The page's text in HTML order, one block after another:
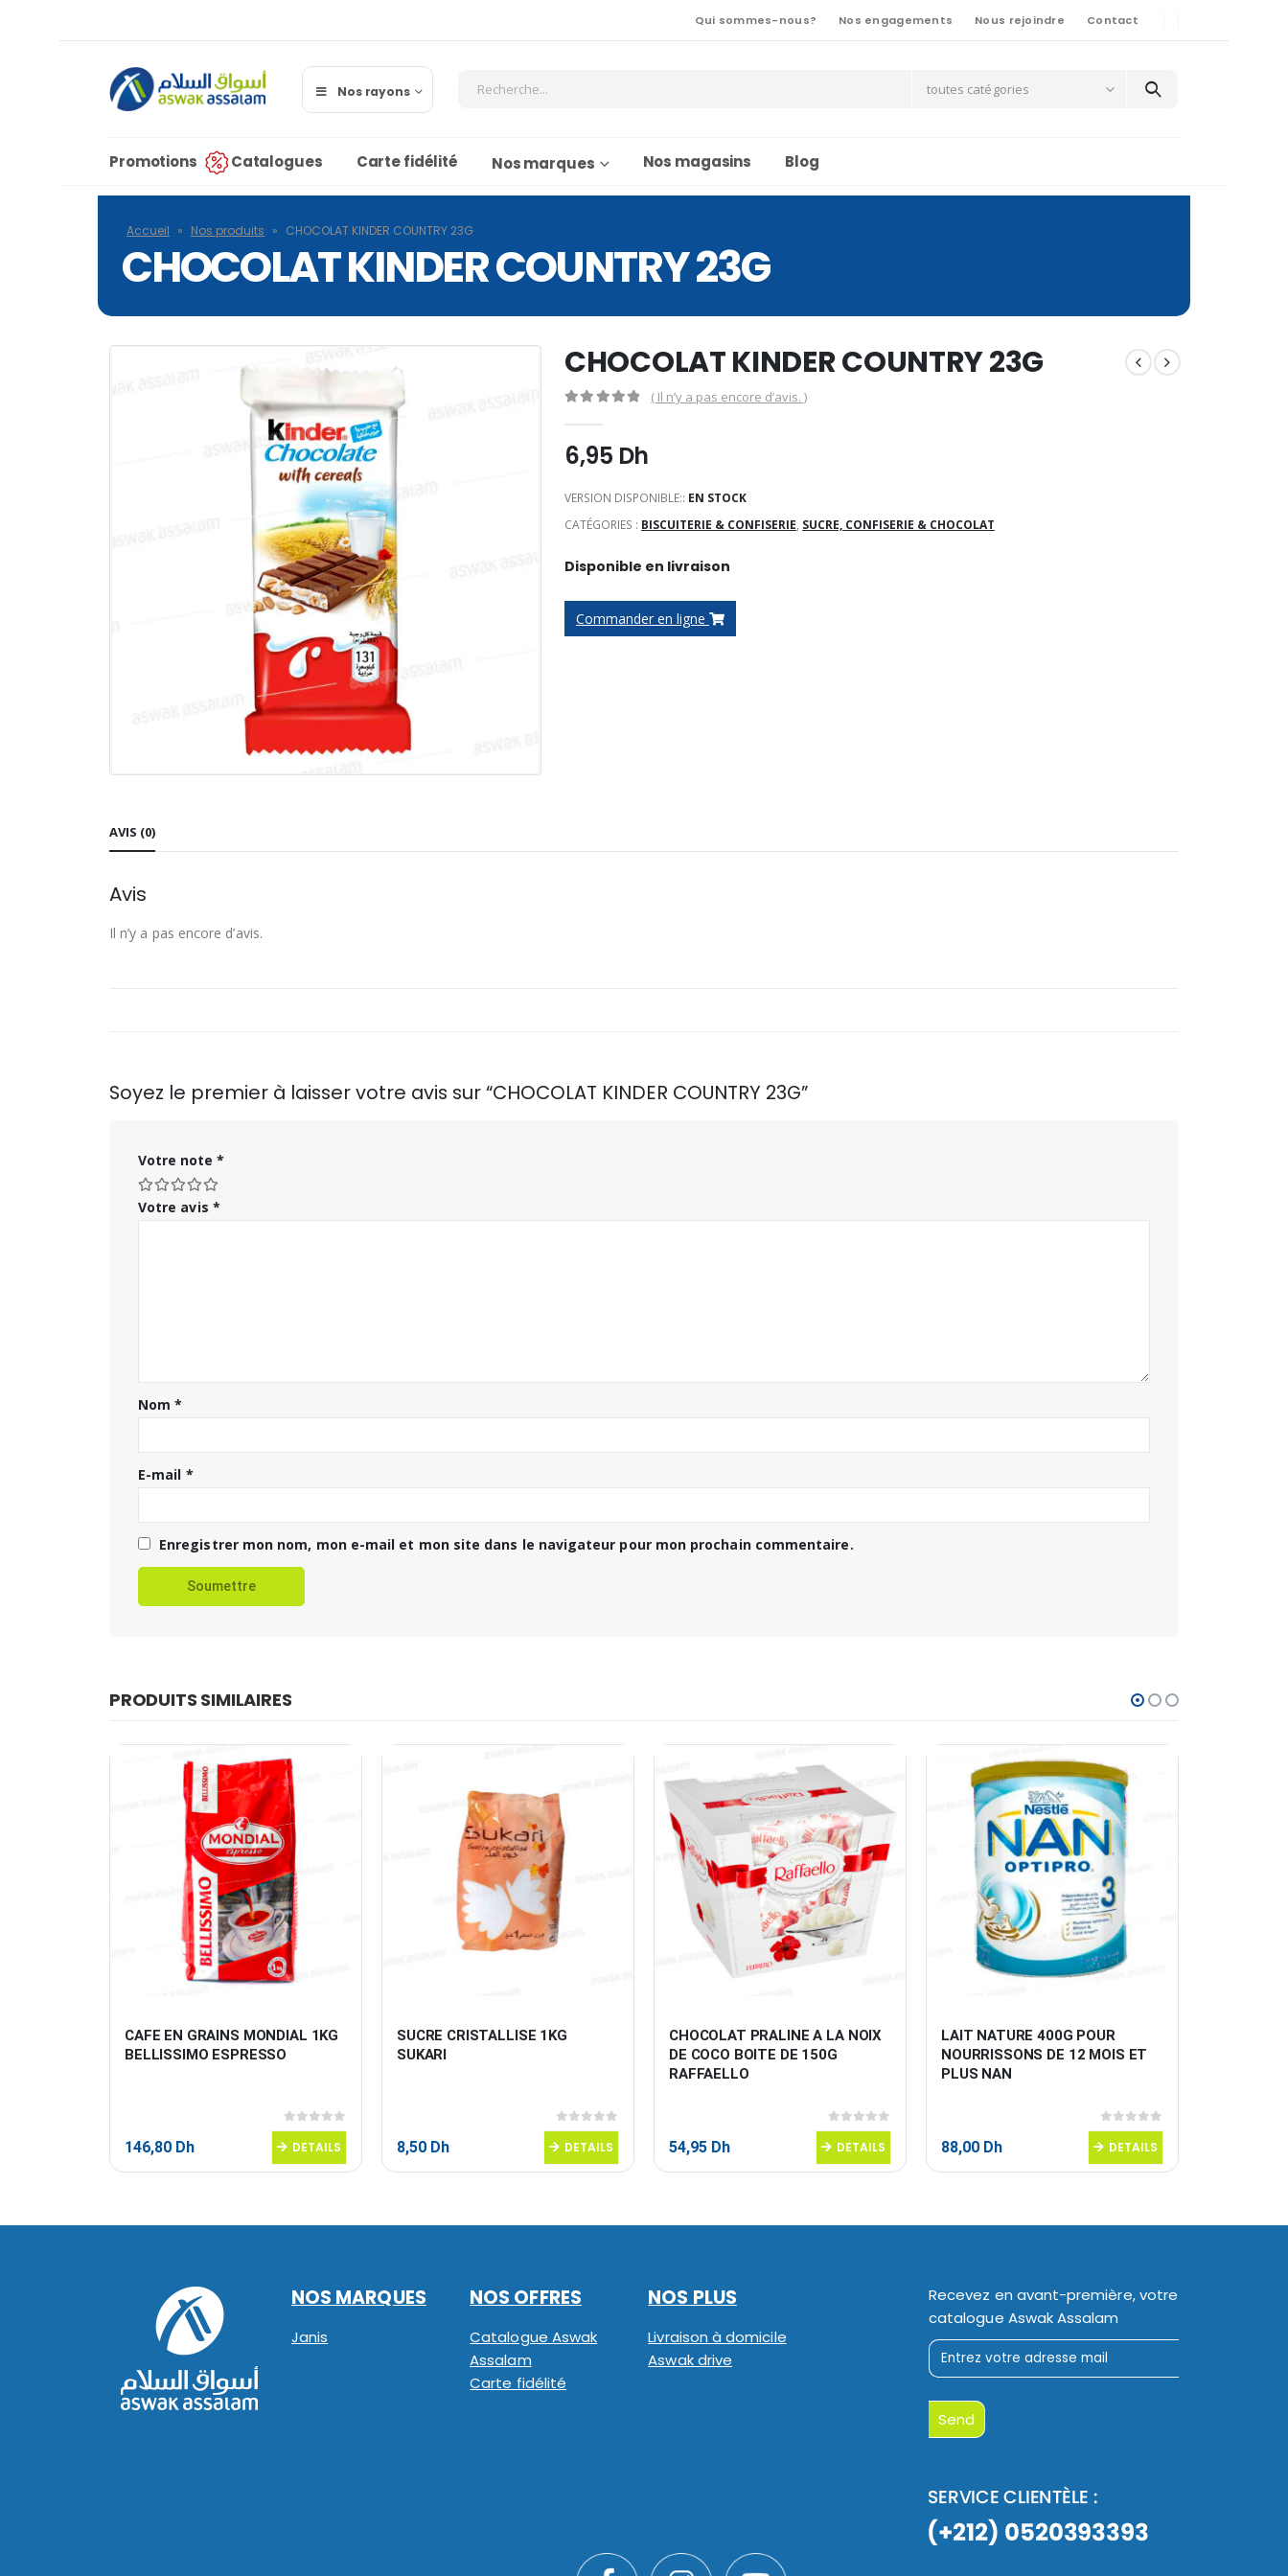
Qui sommes-nous? Nos engagements Nous rejoindre Contact
Nos rayons toutes catégories
Promotions Catalogues Carte fidélité Nos marques Nos magasins Blog
Accueil » Nos produits » CHOCOLAT KINDER COUNTRY 23G
CHOCOLAT KINDER COUNTRY 23G
CHOCOLAT KINDER COUNTRY 23G
( Il n’y a pas encore d’avis. )
6,95 Dh
VERSION DISPONIBLE:: EN STOCK
CATÉGORIES : BISCUITERIE & CONFISERIE, SUCRE, CONFISERIE & CHOCOLAT
Disponible en livraison
Commander en ligne
AVIS (0)
Avis
Il n’y a pas encore d’avis.
Soyez le premier à laisser votre avis sur “CHOCOLAT KINDER COUNTRY 23G”
Votre note *
Votre avis *
Nom*
E-mail *
Enregistrer mon nom, mon e-mail et mon site dans le navigateur pour mon prochain commentaire.
PRODUITS SIMILAIRES
CAFE EN GRAINS MONDIAL 1KG
BELLISSIMO ESPRESSO
0sur 5
146,80 Dh DETAILS
SUCRE CRISTALLISE 1KG
SUKARI
0sur 5
8,50 Dh DETAILS
CHOCOLAT PRALINE A LA NOIX
DE COCO BOITE DE 150G
RAFFAELLO
0sur 5
54,95 Dh DETAILS
LAIT NATURE 400G POUR
NOURRISSONS DE 12 MOIS ET
PLUS NAN
0sur 5
88,00 Dh DETAILS
NOS MARQUES
Janis
NOS OFFRES
Catalogue Aswak
Assalam
Carte fidélité
NOS PLUS
Livraison à domicile
Aswak drive
Recevez en avant-première, votre
catalogue Aswak Assalam